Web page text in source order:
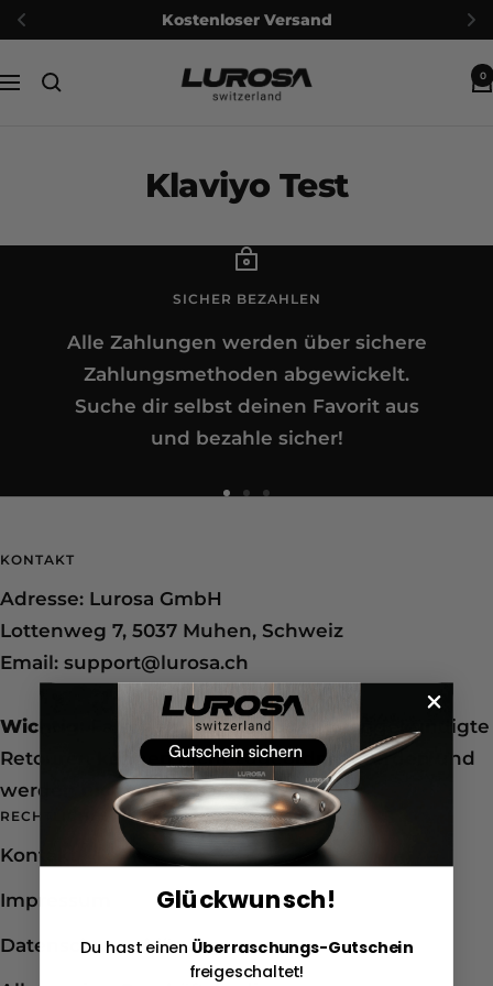
Kostenloser Versand
zum
Navigation
Lurosa 0
Klaviyo Test
SICHER BEZAHLEN
Alle Zahlungen werden über sichere
Zahlungsmethoden abgewickelt.
Suche dir selbst deinen Favorit aus
und bezahle sicher!
KONTAKT
Adresse: Lurosa GmbH
Lottenweg 7, 5037 Muhen, Schweiz
Email: support@lurosa.ch
Wichtig:
Falsch adressierte oder unangekündigte
Retouren können nicht zugeordnet werden und
werden nicht zurückerstattet.
RECHTLICHES
Kontakt
Impressum
Datenschutzerklärung
Glückwunsch!
Du hast einen Überraschungs-Gutschein
freigeschaltet!